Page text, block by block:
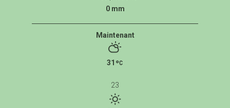
0 mm
Maintenant
31
23